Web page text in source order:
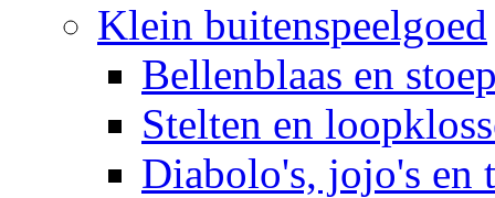
Klein buitenspeelgoed
Bellenblaas en
Stelten en
Diabolo's, jojo's en